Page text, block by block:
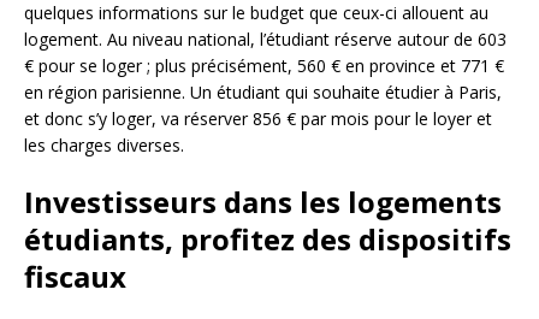
quelques informations sur le budget que ceux-ci allouent au
logement. Au niveau national, l’étudiant réserve autour de 603
€ pour se loger ; plus précisément, 560 € en province et 771 €
en région parisienne. Un étudiant qui souhaite étudier à Paris,
et donc s’y loger, va réserver 856 € par mois pour le loyer et
les charges diverses.
Investisseurs dans les logements
étudiants, profitez des dispositifs
fiscaux